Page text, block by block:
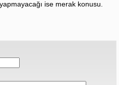
ise merak konusu.